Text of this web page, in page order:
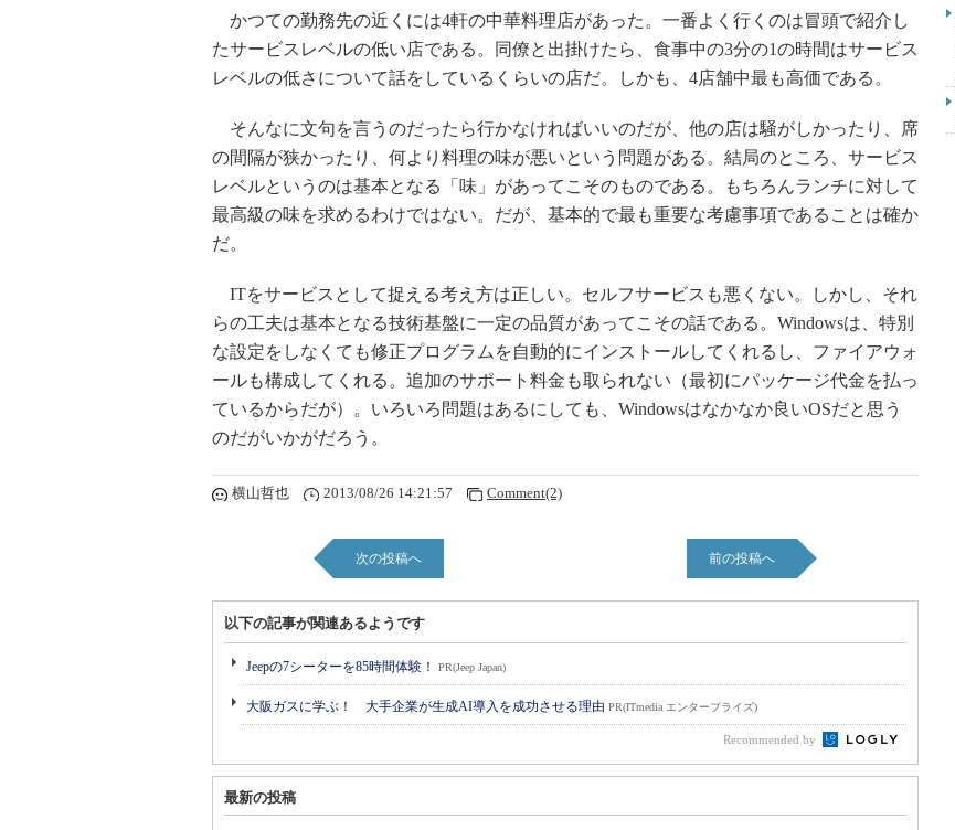
かつての勤務先の近くには4軒の中華料理店があった。一番よく行くのは冒頭で紹介し
たサービスレベルの低い店である。同僚と出掛けたら、食事中の3分の1の時間はサービス
レベルの低さについて話をしているくらいの店だ。しかも、4店舗中最も高価である。
そんなに文句を言うのだったら行かなければいいのだが、他の店は騒がしかったり、席
の間隔が狭かったり、何より料理の味が悪いという問題がある。結局のところ、サービス
レベルというのは基本となる「味」があってこそのものである。もちろんランチに対して
最高級の味を求めるわけではない。だが、基本的で最も重要な考慮事項であることは確か
だ。
ITをサービスとして捉える考え方は正しい。セルフサービスも悪くない。しかし、それ
らの工夫は基本となる技術基盤に一定の品質があってこその話である。Windowsは、特別
な設定をしなくても修正プログラムを自動的にインストールしてくれるし、ファイアウォ
ールも構成してくれる。追加のサポート料金も取られない（最初にパッケージ代金を払っ
ているからだが）。いろいろ問題はあるにしても、Windowsはなかなか良いOSだと思う
のだがいかがだろう。
横山哲也 2013/08/26 14:21:57 Comment(2)
次の投稿へ 前の投稿へ
以下の記事が関連あるようです
Jeepの7シーターを85時間体験！ PR(Jeep Japan)
大阪ガスに学ぶ！ 大手企業が生成AI導入を成功させる理由 PR(ITmedia エンタープライズ)
Recommended by
最新の投稿